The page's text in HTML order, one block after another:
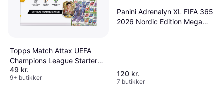
Topps Match Attax UEFA
Champions League Starter
Pack 2025/26
49 kr.
9+ butikker
Panini Adrenalyn XL FIFA 365
2026 Nordic Edition Mega
120 kr.
7 butikker